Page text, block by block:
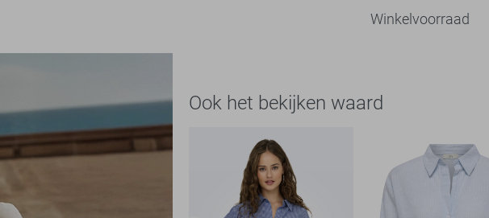
Winkelvoorraad
Ook het bekijken waard